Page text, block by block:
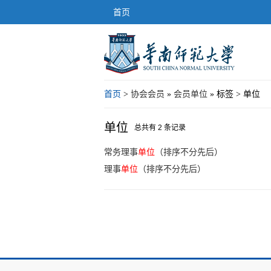
首页
首页 > 协会会员 » 会员单位 » 标签 > 单位
单位 总共有 2 条记录
常务理事单位 （排序不分先后）
理事单位 （排序不分先后）